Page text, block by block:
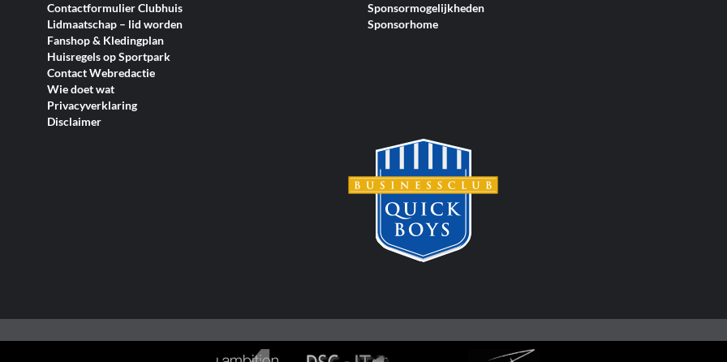
Contactformulier Clubhuis
Lidmaatschap – lid worden
Fanshop & Kledingplan
Huisregels op Sportpark
Contact Webredactie
Wie doet wat
Privacyverklaring
Disclaimer
Sponsormogelijkheden
Sponsorhome